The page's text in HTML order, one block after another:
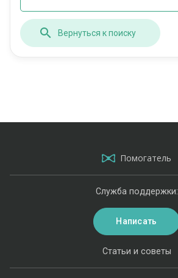
Вернуться к поиску
Помогатель
Статьи и советы
Служба поддержки:
Написать